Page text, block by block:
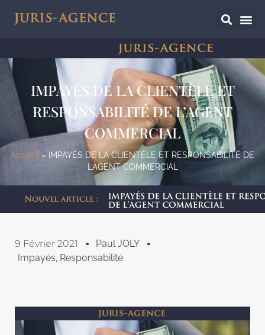
IMPAYÉS DE LA CLIENTÈLE ET
RESPONSABILITÉ DE L’AGENT
COMMERCIAL
Accueil » IMPAYÉS DE LA CLIENTÈLE ET RESPONSABILITÉ DE
L’AGENT COMMERCIAL
9 Février 2021
Paul JOLY
Impayés, Responsabilité